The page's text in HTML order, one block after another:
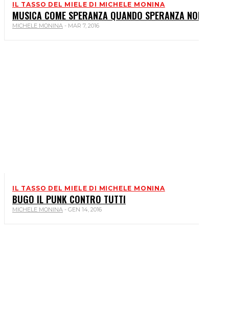
IL TASSO DEL MIELE DI MICHELE MONINA
MUSICA COME SPERANZA QUANDO SPERANZA NON C’È
MICHELE MONINA - MAR 7, 2016
IL TASSO DEL MIELE DI MICHELE MONINA
BUGO IL PUNK CONTRO TUTTI
MICHELE MONINA - GEN 14, 2016